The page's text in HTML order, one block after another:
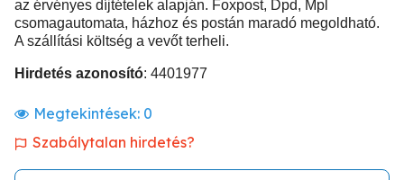
az érvényes díjtételek alapján. Foxpost, Dpd, Mpl
csomagautomata, házhoz és postán maradó megoldható.
A szállítási költség a vevőt terheli.
Hirdetés azonosító: 4401977
Megtekintések: 0
Szabálytalan hirdetés?